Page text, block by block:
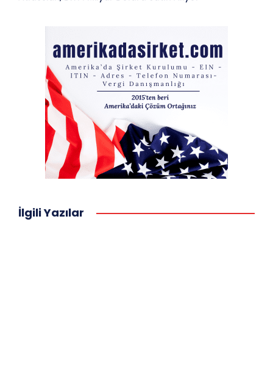
İlgili Yazılar